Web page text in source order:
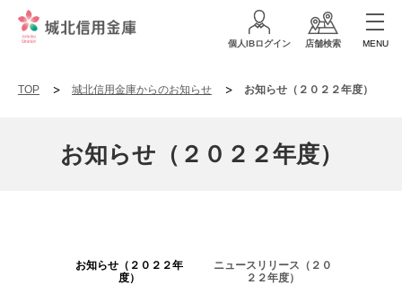
個人IBログイン 店舗検索 MENU
TOP 城北信用金庫からのお知らせ お知らせ（２０２２年度）
お知らせ（２０２２年度）
お知らせ（２０２２年
度）
ニュースリリース（２０
２２年度）